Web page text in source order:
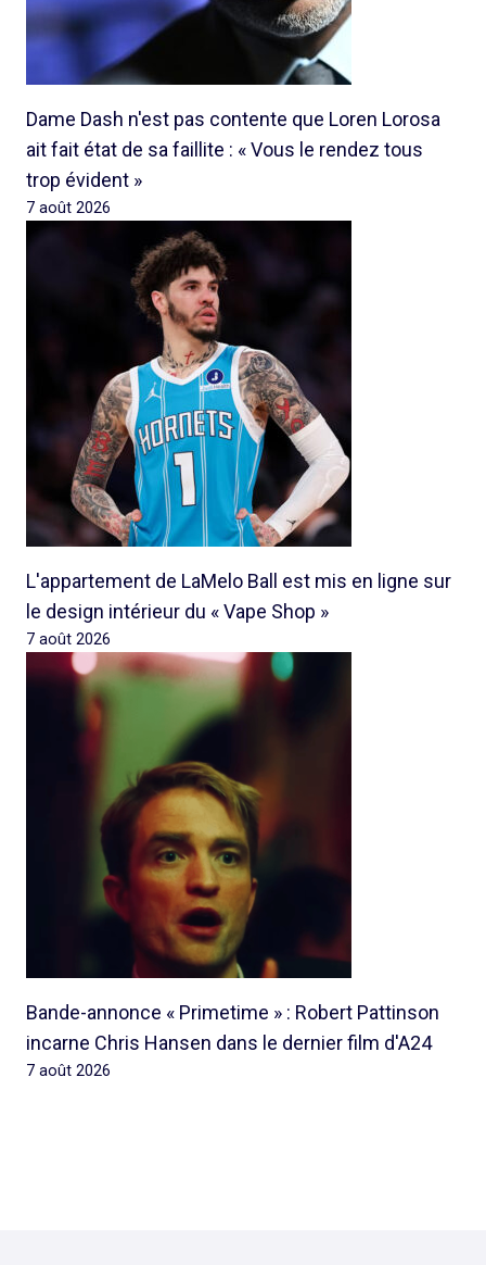
Dame Dash n'est pas contente que Loren Lorosa
ait fait état de sa faillite : « Vous le rendez tous
trop évident »
7 août 2026
L'appartement de LaMelo Ball est mis en ligne sur
le design intérieur du « Vape Shop »
7 août 2026
Bande-annonce « Primetime » : Robert Pattinson
incarne Chris Hansen dans le dernier film d'A24
7 août 2026